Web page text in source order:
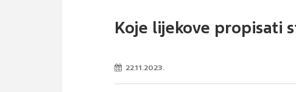
Koje lijekove propisati
22.11.2023.